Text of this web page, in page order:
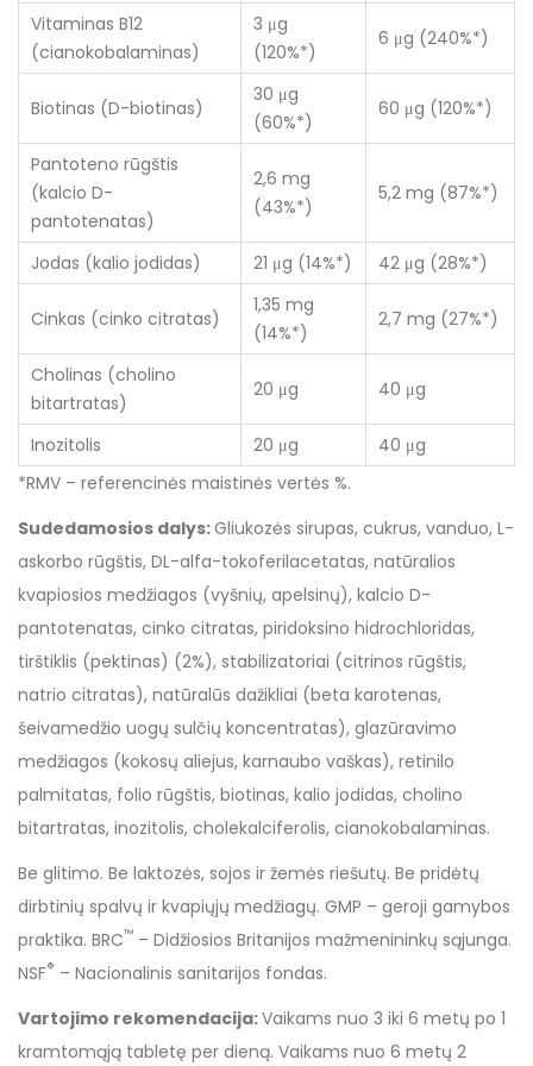
Vitaminas B12
(cianokobalaminas)
3 μg
(120%*)
6 μg (240%*)
Biotinas (D-biotinas)
30 μg
(60%*)
60 μg (120%*)
Pantoteno rūgštis
(kalcio D-
pantotenatas)
2,6 mg
(43%*)
5,2 mg (87%*)
Jodas (kalio jodidas) 21 μg (14%*) 42 μg (28%*)
Cinkas (cinko citratas)
1,35 mg
(14%*)
2,7 mg (27%*)
Cholinas (cholino
bitartratas)
20 μg 40 μg
Inozitolis 20 μg
40 μg
*RMV – referencinės maistinės vertės %.
Sudedamosios dalys:Gliukozės sirupas, cukrus, vanduo, L-
askorbo rūgštis, DL-alfa-tokoferilacetatas, natūralios
kvapiosios medžiagos (vyšnių, apelsinų), kalcio D-
pantotenatas, cinko citratas, piridoksino hidrochloridas,
tirštiklis (pektinas) (2%), stabilizatoriai (citrinos rūgštis,
natrio citratas), natūralūs dažikliai (beta karotenas,
šeivamedžio uogų sulčių koncentratas), glazūravimo
medžiagos (kokosų aliejus, karnaubo vaškas), retinilo
palmitatas, folio rūgštis, biotinas, kalio jodidas, cholino
bitartratas, inozitolis, cholekalciferolis, cianokobalaminas.
Be glitimo. Be laktozės, sojos ir žemės riešutų. Be pridėtų
dirbtinių spalvų ir kvapiųjų medžiagų. GMP – geroji gamybos
praktika. BRC™ – Didžiosios Britanijos mažmenininkų sąjunga.
NSF® – Nacionalinis sanitarijos fondas.
Vartojimo rekomendacija:Vaikams nuo 3 iki 6 metų po 1
kramtomąją tabletę per dieną. Vaikams nuo 6 metų 2